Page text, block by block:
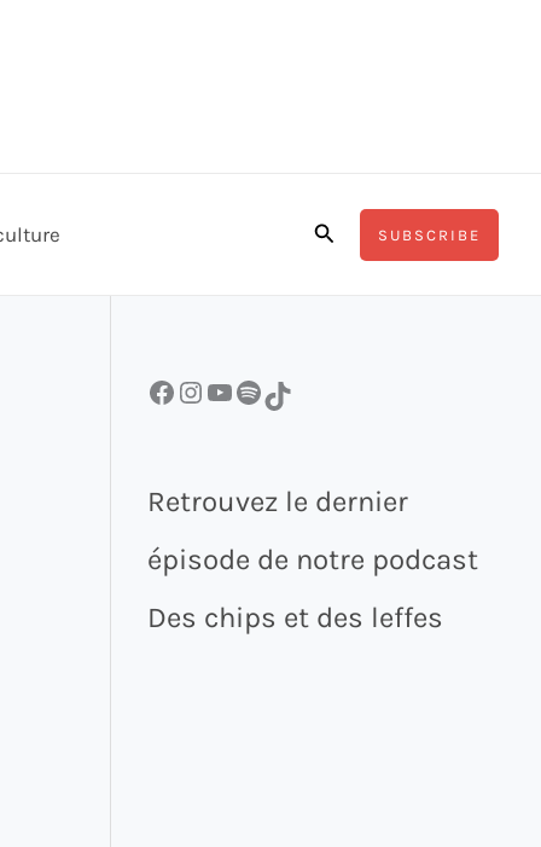
RechercherSUBSCRIBE
Facebook InstagramYouTube Spotify TikTok
Retrouvez le dernier
épisode de notre podcast
Des chips et des leffes